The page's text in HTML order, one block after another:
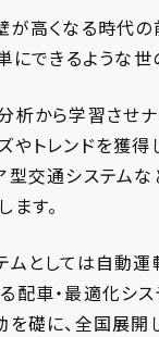
が高くなる時代
にできるような世
析から学習させ
やトレンドを獲得
型交通システムな
す。
ムとしては自動運
配車・最適化シ
礎に、全国展開